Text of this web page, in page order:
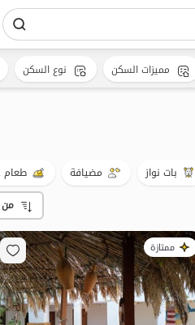
بات نواز مضيافة طعام
ممتازة
مميزات السكن نوع السكن